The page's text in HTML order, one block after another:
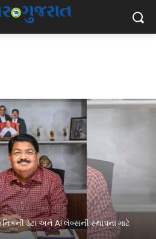
ડેટા અને AI લેબ્સની સ્થાપના માટે